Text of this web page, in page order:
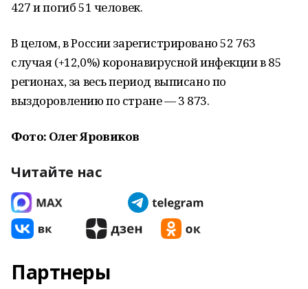
427 и погиб 51 человек.
В целом, в России зарегистрировано 52 763
случая (+12,0%) коронавирусной инфекции в 85
регионах, за весь период выписано по
выздоровлению по стране — 3 873.
Фото: Олег Яровиков
Читайте нас
Партнеры